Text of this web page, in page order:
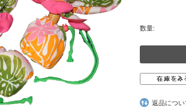
数量:
返品につ